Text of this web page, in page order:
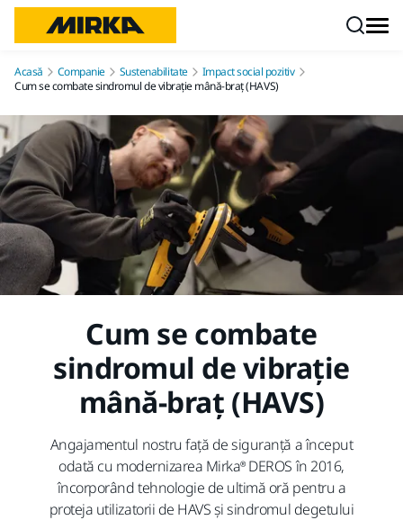
Acasă Companie Sustenabilitate
Impact social pozitiv
Cum se combate sindromul de vibrație mână-braț (HAVS)
Cum se combate
sindromul de vibrație
mână-braț (HAVS)
Angajamentul nostru față de siguranță a început
odată cu modernizarea Mirka® DEROS în 2016,
încorporând tehnologie de ultimă oră pentru a
proteja utilizatorii de HAVS și sindromul degetului